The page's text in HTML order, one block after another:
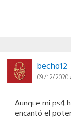
becho12
09/12/2020
Aunque mi ps4
encantó el